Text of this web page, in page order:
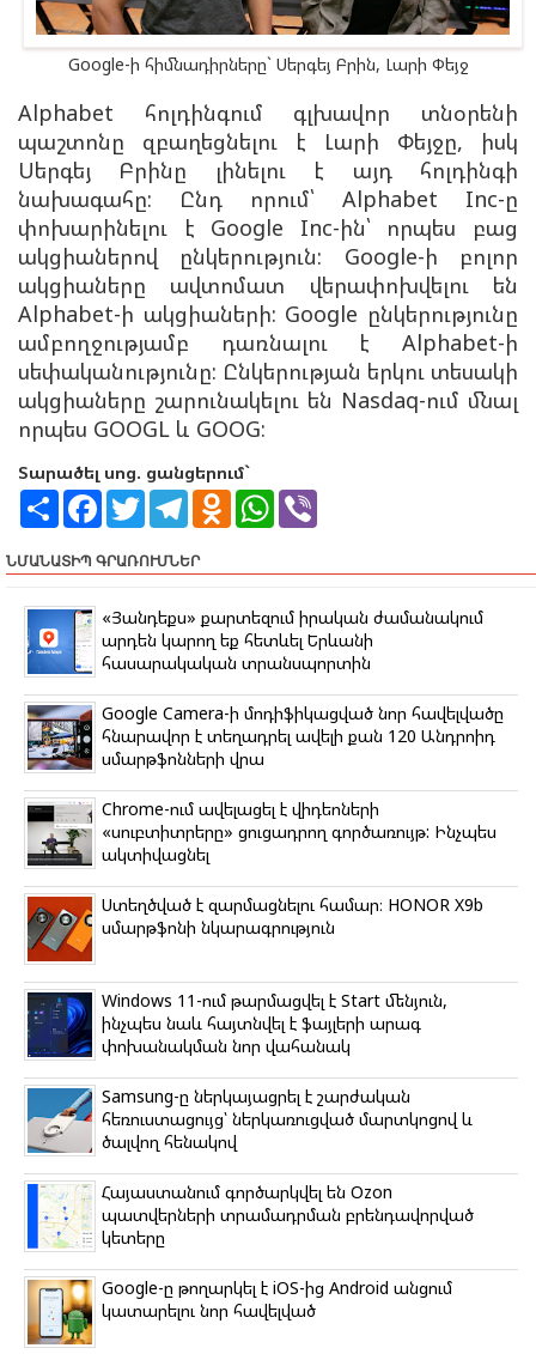
Google-ի հիմնադիրները` Սերգեյ Բրին, Լարի Փեյջ
Alphabet հոլդինգում գլխավոր տնօրենի
պաշտոնը զբաղեցնելու է Լարի Փեյջը, իսկ
Սերգեյ Բրինը լինելու է այդ հոլդինգի
նախագահը: Ընդ որում՝ Alphabet Inc-ը
փոխարինելու է Google Inc-ին՝ որպես բաց
ակցիաներով ընկերություն: Google-ի բոլոր
ակցիաները ավտոմատ վերափոխվելու են
Alphabet-ի ակցիաների: Google ընկերությունը
ամբողջությամբ դառնալու է Alphabet-ի
սեփականությունը: Ընկերության երկու տեսակի
ակցիաները շարունակելու են Nasdaq-ում մնալ
որպես GOOGL և GOOG:
Տարածել սոց. ցանցերում`
S
r
e
F
e
b
o
T
w
t
t
r
T
e
g
a
m
O
k
a
s
n
i
k
i
W
s
p
p
r
ՆՄԱՆԱՏԻՊ ԳՐԱՌՈՒՄՆԵՐ
«Յանդեքս» քարտեզում իրական ժամանակում
արդեն կարող եք հետևել Երևանի
հասարակական տրանսպորտին
Google Camera-ի մոդիֆիկացված նոր հավելվածը
հնարավոր է տեղադրել ավելի քան 120 Անդրոիդ
սմարթֆոնների վրա
Chrome-ում ավելացել է վիդեոների
«սուբտիտրերը» ցուցադրող գործառույթ: Ինչպես
ակտիվացնել
Ստեղծված է զարմացնելու համար։ HONOR X9b
սմարթֆոնի նկարագրություն
Windows 11-ում թարմացվել է Start մենյուն,
ինչպես նաև հայտնվել է ֆայլերի արագ
փոխանակման նոր վահանակ
Samsung-ը ներկայացրել է շարժական
հեռուստացույց՝ ներկառուցված մարտկոցով և
ծալվող հենակով
Հայաստանում գործարկվել են Ozon
պատվերների տրամադրման բրենդավորված
կետերը
Google-ը թողարկել է iOS-ից Android անցում
կատարելու նոր հավելված